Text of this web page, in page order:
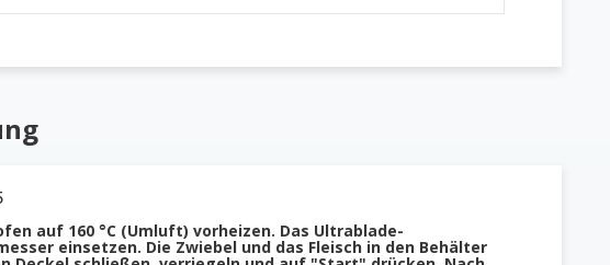
auf 160 °C (Umluft) vorheizen. Das Ultrablade-
einsetzen. Die Zwiebel und das Fleisch in den Behälter